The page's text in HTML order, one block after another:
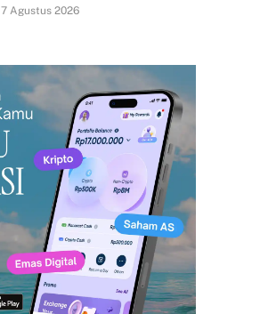
7 Agustus 2026